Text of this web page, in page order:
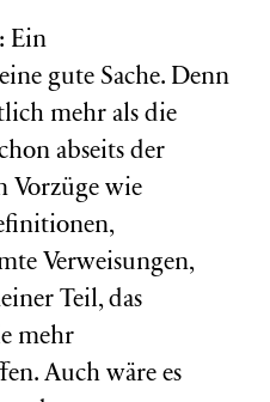
Ein
gute Sache. Denn
mehr als die
abseits der
Vorzüge wie
Verweisungen,
Teil, das
mehr
Auch wäre es